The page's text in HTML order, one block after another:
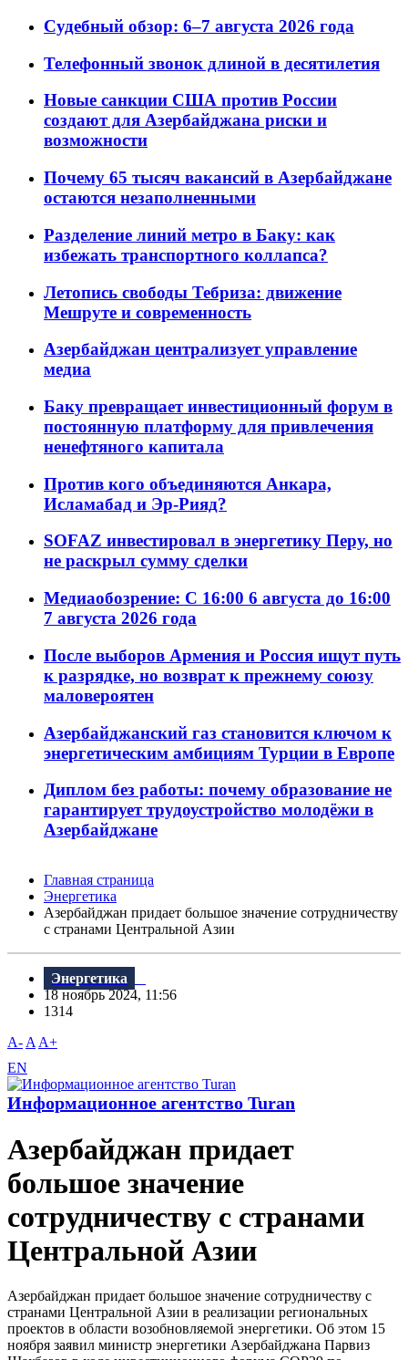
Судебный обзор: 6–7 августа 2026 года
Телефонный звонок длиной в десятилетия
Новые санкции США против России
создают для Азербайджана риски и
возможности
Почему 65 тысяч вакансий в Азербайджане
остаются незаполненными
Разделение линий метро в Баку: как
избежать транспортного коллапса?
Летопись свободы Тебриза: движение
Мешруте и современность
Азербайджан централизует управление
медиа
Баку превращает инвестиционный форум в
постоянную платформу для привлечения
ненефтяного капитала
Против кого объединяются Анкара,
Исламабад и Эр-Рияд?
SOFAZ инвестировал в энергетику Перу, но
не раскрыл сумму сделки
Медиаобозрение: С 16:00 6 августа до 16:00
7 августа 2026 года
После выборов Армения и Россия ищут путь
к разрядке, но возврат к прежнему союзу
маловероятен
Азербайджанский газ становится ключом к
энергетическим амбициям Турции в Европе
Диплом без работы: почему образование не
гарантирует трудоустройство молодёжи в
Азербайджане
Главная страница
Энергетика
Азербайджан придает большое значение сотрудничеству
с странами Центральной Азии
Энергетика
18 ноябрь 2024, 11:56
1314
A- A A+
EN
Информационное агентство Turan
Азербайджан придает
большое значение
сотрудничеству с странами
Центральной Азии
Азербайджан придает большое значение сотрудничеству с
странами Центральной Азии в реализации региональных
проектов в области возобновляемой энергетики. Об этом 15
ноября заявил министр энергетики Азербайджана Парвиз